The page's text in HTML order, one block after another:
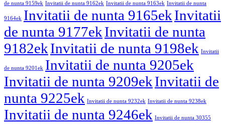
de nunta 9159ek Invitatii de nunta 9162ek Invitatii de nunta 9163ek Invitatii de nunta
9164ek Invitatii de nunta 9165ekInvitatii
de nunta 9177ekInvitatii de nunta
9182ekInvitatii de nunta 9198ek Invitatii
de nunta 9201ek Invitatii de nunta 9205ek
Invitatii de nunta 9209ekInvitatii de
nunta 9225ek Invitatii de nunta 9232ek Invitatii de nunta 9238ek
Invitatii de nunta 9246ek Invitatii de nunta 30355